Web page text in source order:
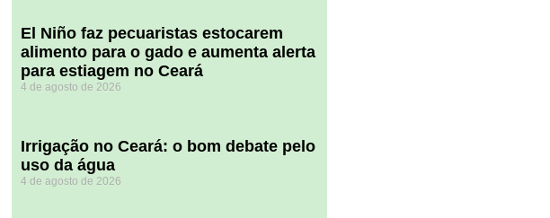
El Niño faz pecuaristas estocarem
alimento para o gado e aumenta alerta
para estiagem no Ceará
4 de agosto de 2026
Irrigação no Ceará: o bom debate pelo
uso da água
4 de agosto de 2026